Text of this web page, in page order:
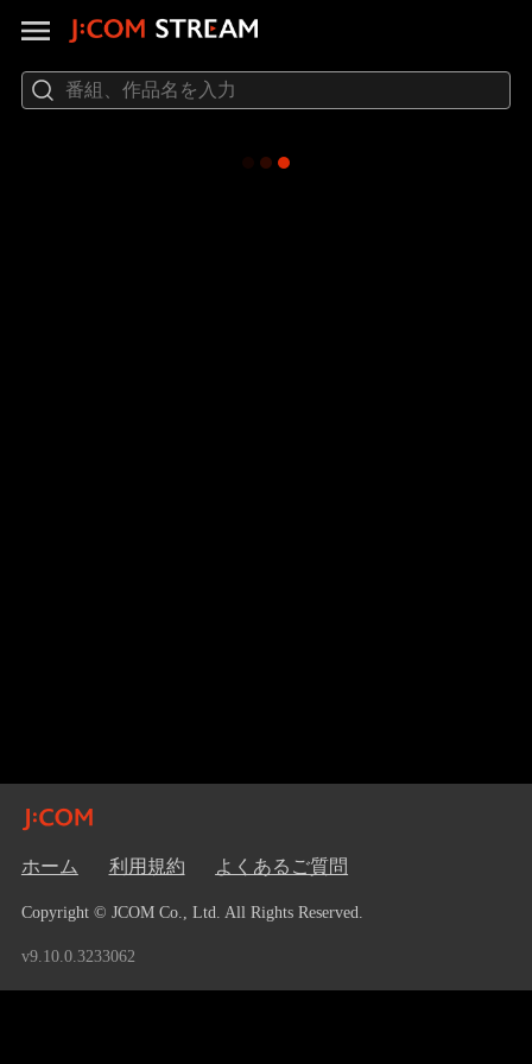
ホーム 利用規約 よくあるご質問
Copyright © JCOM Co., Ltd. All Rights Reserved.
v9.10.0.3233062